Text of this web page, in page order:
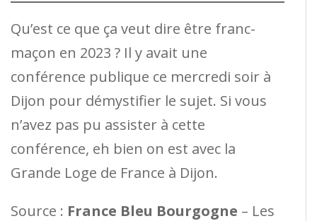
Qu’est ce que ça veut dire être franc-
maçon en 2023 ? Il y avait une
conférence publique ce mercredi soir à
Dijon pour démystifier le sujet. Si vous
n’avez pas pu assister à cette
conférence, eh bien on est avec la
Grande Loge de France à Dijon.
Source : France Bleu Bourgogne – Les